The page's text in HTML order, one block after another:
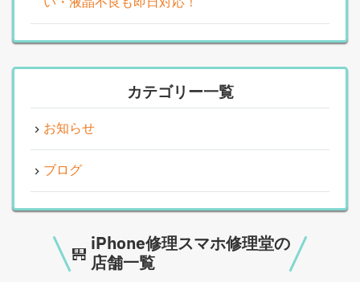
カテゴリー一覧
お知らせ
ブログ
iPhone修理スマホ修理堂の
店舗一覧